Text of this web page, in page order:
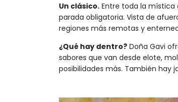
Un clásico. Entre toda la mística
parada obligatoria. Vista de
regiones más remotas y
¿Qué hay dentro? Doña Gavi
sabores que van desde elote,
posibilidades más. También hay